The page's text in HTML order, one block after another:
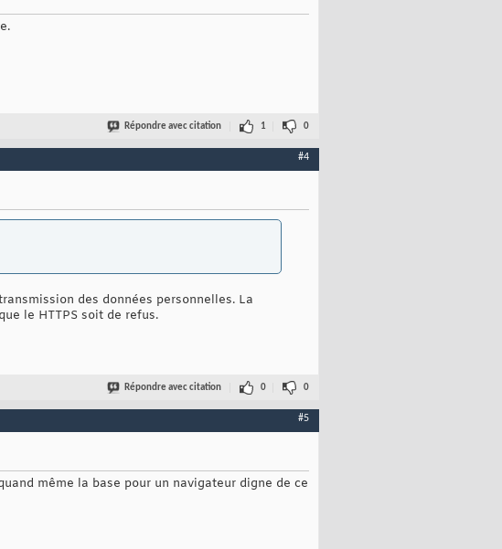
Répondre avec citation 1 0
#4
des données personnelles. La
le HTTPS soit de refus.
Répondre avec citation 0 0
#5
même la base pour un navigateur digne de ce